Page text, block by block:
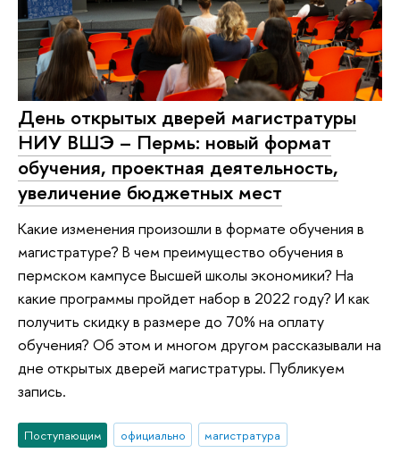
День открытых дверей магистратуры
НИУ ВШЭ – Пермь: новый формат
обучения, проектная деятельность,
увеличение бюджетных мест
Какие изменения произошли в формате обучения в
магистратуре? В чем преимущество обучения в
пермском кампусе Высшей школы экономики? На
какие программы пройдет набор в 2022 году? И как
получить скидку в размере до 70% на оплату
обучения? Об этом и многом другом рассказывали на
дне открытых дверей магистратуры. Публикуем
запись.
Поступающим официально магистратура